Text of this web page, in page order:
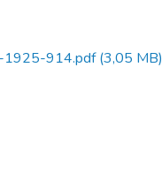
1925-914.pdf(3,05 MB)